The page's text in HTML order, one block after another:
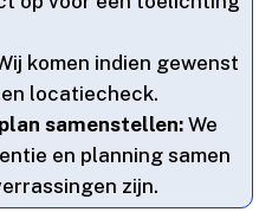
komen indien gewenst
locatiecheck.​
samenstellen:We
en planning samen
zijn.​